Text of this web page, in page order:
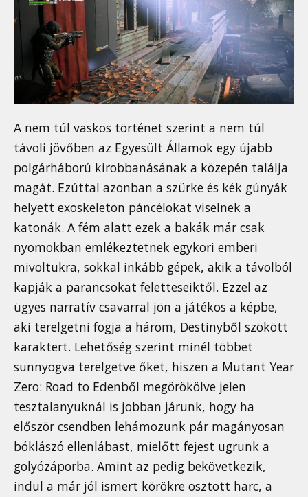
A nem túl vaskos történet szerint a nem túl
távoli jövőben az Egyesült Államok egy újabb
polgárháború kirobbanásának a közepén találja
magát. Ezúttal azonban a szürke és kék gúnyák
helyett exoskeleton páncélokat viselnek a
katonák. A fém alatt ezek a bakák már csak
nyomokban emlékeztetnek egykori emberi
mivoltukra, sokkal inkább gépek, akik a távolból
kapják a parancsokat feletteseiktől. Ezzel az
ügyes narratív csavarral jön a játékos a képbe,
aki terelgetni fogja a három, Destinyből szökött
karaktert. Lehetőség szerint minél többet
sunnyogva terelgetve őket, hiszen a Mutant Year
Zero: Road to Edenből megörökölve jelen
tesztalanyuknál is jobban járunk, hogy ha
először csendben lehámozunk pár magányosan
bóklászó ellenlábast, mielőtt fejest ugrunk a
golyózáporba. Amint az pedig bekövetkezik,
indul a már jól ismert körökre osztott harc, a